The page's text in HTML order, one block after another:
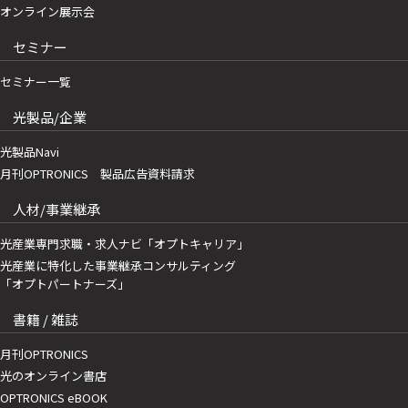
オンライン展示会
セミナー
セミナー一覧
光製品/企業
光製品Navi
月刊OPTRONICS 製品広告資料請求
人材/事業継承
光産業専門求職・求人ナビ「オプトキャリア」
光産業に特化した事業継承コンサルティング
「オプトパートナーズ」
書籍 / 雑誌
月刊OPTRONICS
光のオンライン書店
OPTRONICS eBOOK